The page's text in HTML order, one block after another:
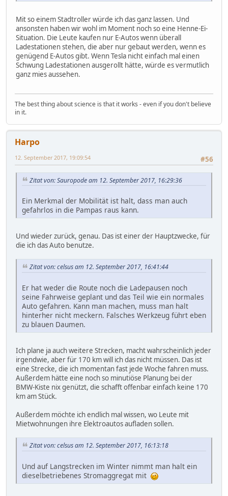
Mit so einem Stadtroller würde ich das ganz lassen. Und
ansonsten haben wir wohl im Moment noch so eine Henne-Ei-
Situation. Die Leute kaufen nur E-Autos wenn überall
Ladestationen stehen, die aber nur gebaut werden, wenn es
genügend E-Autos gibt. Wenn Tesla nicht einfach mal einen
Schwung Ladestationen ausgerollt hätte, würde es vermutlich
ganz mies aussehen.
The best thing about science is that it works - even if you don't believe
in it.
Harpo
#56
12. September 2017, 19:09:54
Zitat von: Sauropode am 12. September 2017, 16:29:36
Ein Merkmal der Mobilität ist halt, dass man auch
gefahrlos in die Pampas raus kann.
Und wieder zurück, genau. Das ist einer der Hauptzwecke, für
die ich das Auto benutze.
Zitat von: celsus am 12. September 2017, 16:41:44
Er hat weder die Route noch die Ladepausen noch
seine Fahrweise geplant und das Teil wie ein normales
Auto gefahren. Kann man machen, muss man halt
hinterher nicht meckern. Falsches Werkzeug führt eben
zu blauen Daumen.
Ich plane ja auch weitere Strecken, macht wahrscheinlich jeder
irgendwie, aber für 170 km will ich das nicht müssen. Das ist
eine Strecke, die ich momentan fast jede Woche fahren muss.
Außerdem hätte eine noch so minutiöse Planung bei der
BMW-Kiste nix genützt, die schafft offenbar einfach keine 170
km am Stück.
Außerdem möchte ich endlich mal wissen, wo Leute mit
Mietwohnungen ihre Elektroautos aufladen sollen.
Zitat von: celsus am 12. September 2017, 16:13:18
Und auf Langstrecken im Winter nimmt man halt ein
dieselbetriebenes Stromaggregat mit